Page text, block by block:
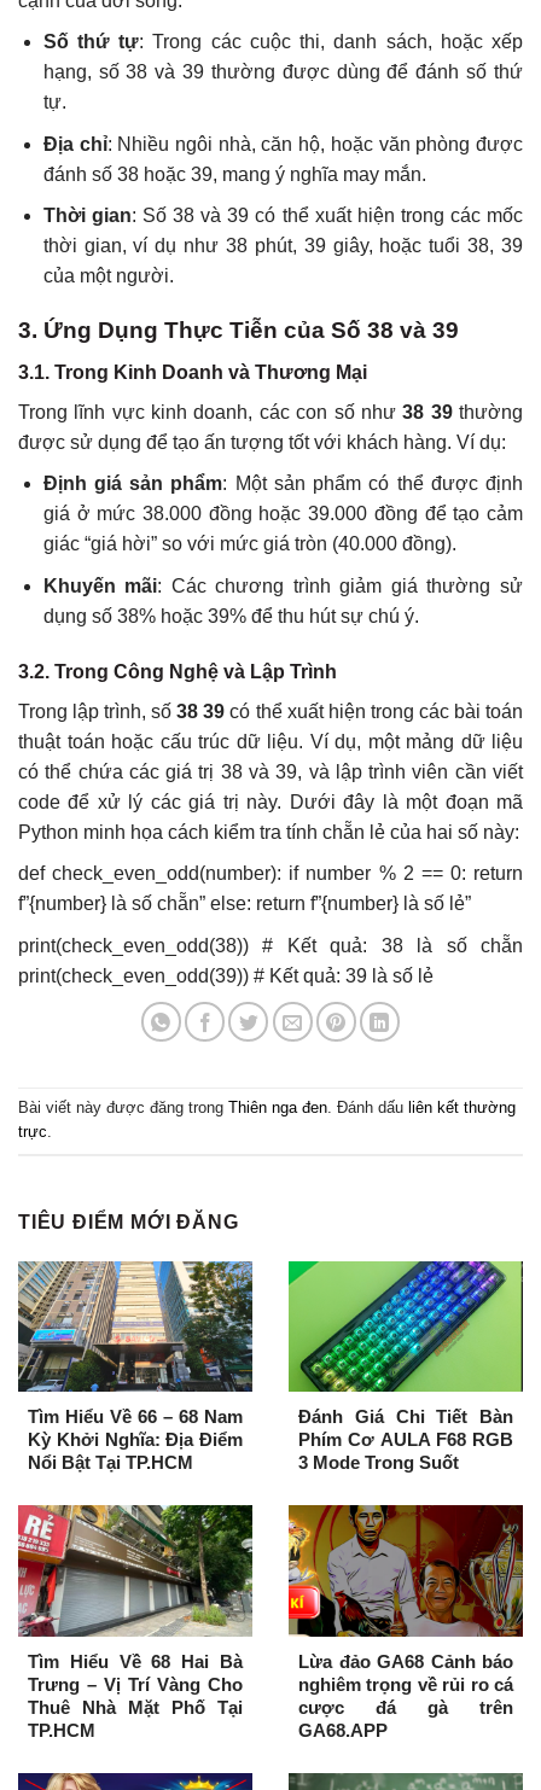
Số thứ tự: Trong các cuộc thi, danh sách, hoặc xếp
hạng, số 38 và 39 thường được dùng để đánh số thứ
tự.
Địa chỉ: Nhiều ngôi nhà, căn hộ, hoặc văn phòng được
đánh số 38 hoặc 39, mang ý nghĩa may mắn.
Thời gian: Số 38 và 39 có thể xuất hiện trong các mốc
thời gian, ví dụ như 38 phút, 39 giây, hoặc tuổi 38, 39
của một người.
3. Ứng Dụng Thực Tiễn của Số 38 và 39
3.1. Trong Kinh Doanh và Thương Mại
Trong lĩnh vực kinh doanh, các con số như38 39thường
được sử dụng để tạo ấn tượng tốt với khách hàng. Ví dụ:
Định giá sản phẩm: Một sản phẩm có thể được định
giá ở mức 38.000 đồng hoặc 39.000 đồng để tạo cảm
giác “giá hời” so với mức giá tròn (40.000 đồng).
Khuyến mãi: Các chương trình giảm giá thường sử
dụng số 38% hoặc 39% để thu hút sự chú ý.
3.2. Trong Công Nghệ và Lập Trình
Trong lập trình, số38 39 có thể xuất hiện trong các bài toán
thuật toán hoặc cấu trúc dữ liệu. Ví dụ, một mảng dữ liệu
có thể chứa các giá trị 38 và 39, và lập trình viên cần viết
code để xử lý các giá trị này. Dưới đây là một đoạn mã
Python minh họa cách kiểm tra tính chẵn lẻ của hai số này:
def check_even_odd(number): if number % 2 == 0: return
f”{number} là số chẵn” else: return f”{number} là số lẻ”
print(check_even_odd(38)) # Kết quả: 38 là số chẵn
print(check_even_odd(39)) # Kết quả: 39 là số lẻ
Bài viết này được đăng trong Thiên nga đen. Đánh dấu liên kết thường
trực.
TIÊU ĐIỂM MỚI ĐĂNG
Tìm Hiểu Về 66 – 68 Nam
Kỳ Khởi Nghĩa: Địa Điểm
Nổi Bật Tại TP.HCM
Đánh Giá Chi Tiết Bàn
Phím Cơ AULA F68 RGB
3 Mode Trong Suốt
Tìm Hiểu Về 68 Hai Bà
Trưng – Vị Trí Vàng Cho
Thuê Nhà Mặt Phố Tại
TP.HCM
Lừa đảo GA68 Cảnh báo
nghiêm trọng về rủi ro cá
cược đá gà trên
GA68.APP